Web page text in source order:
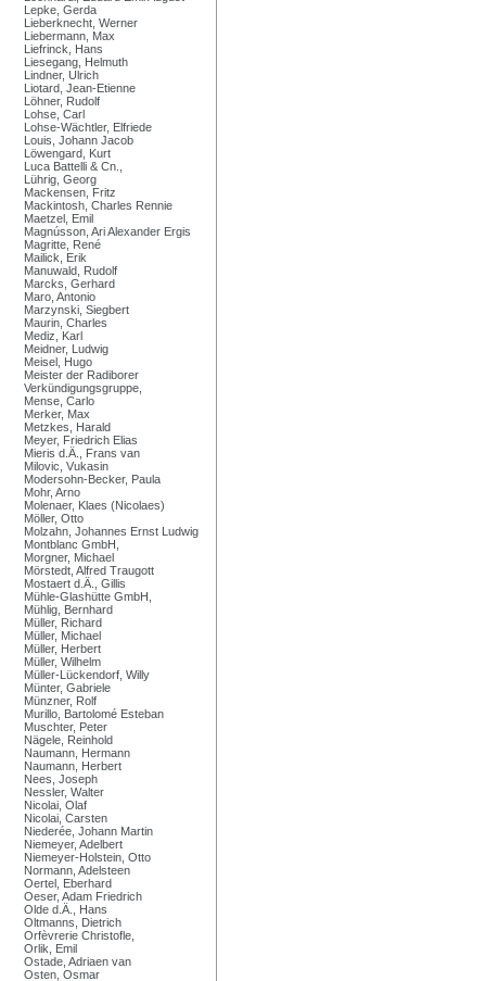
Lepke, Gerda
Lieberknecht, Werner
Liebermann, Max
Liefrinck, Hans
Liesegang, Helmuth
Lindner, Ulrich
Liotard, Jean-Etienne
Löhner, Rudolf
Lohse, Carl
Lohse-Wächtler, Elfriede
Louis, Johann Jacob
Löwengard, Kurt
Luca Battelli & Cn.,
Lührig, Georg
Mackensen, Fritz
Mackintosh, Charles Rennie
Maetzel, Emil
Magnússon, Ari Alexander Ergis
Magritte, René
Mailick, Erik
Manuwald, Rudolf
Marcks, Gerhard
Maro, Antonio
Marzynski, Siegbert
Maurin, Charles
Mediz, Karl
Meidner, Ludwig
Meisel, Hugo
Meister der Radiborer
Verkündigungsgruppe,
Mense, Carlo
Merker, Max
Metzkes, Harald
Meyer, Friedrich Elias
Mieris d.Ä., Frans van
Milovic, Vukasin
Modersohn-Becker, Paula
Mohr, Arno
Molenaer, Klaes (Nicolaes)
Möller, Otto
Molzahn, Johannes Ernst Ludwig
Montblanc GmbH,
Morgner, Michael
Mörstedt, Alfred Traugott
Mostaert d.Ä., Gillis
Mühle-Glashütte GmbH,
Mühlig, Bernhard
Müller, Richard
Müller, Michael
Müller, Herbert
Müller, Wilhelm
Müller-Lückendorf, Willy
Münter, Gabriele
Münzner, Rolf
Murillo, Bartolomé Esteban
Muschter, Peter
Nägele, Reinhold
Naumann, Hermann
Naumann, Herbert
Nees, Joseph
Nessler, Walter
Nicolai, Olaf
Nicolai, Carsten
Niederée, Johann Martin
Niemeyer, Adelbert
Niemeyer-Holstein, Otto
Normann, Adelsteen
Oertel, Eberhard
Oeser, Adam Friedrich
Olde d.Ä., Hans
Oltmanns, Dietrich
Orfèvrerie Christofle,
Orlik, Emil
Ostade, Adriaen van
Osten, Osmar